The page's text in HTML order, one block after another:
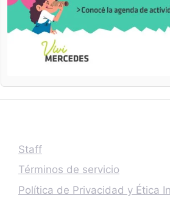
Staff
Términos de servicio
Política de Privacidad y Ética